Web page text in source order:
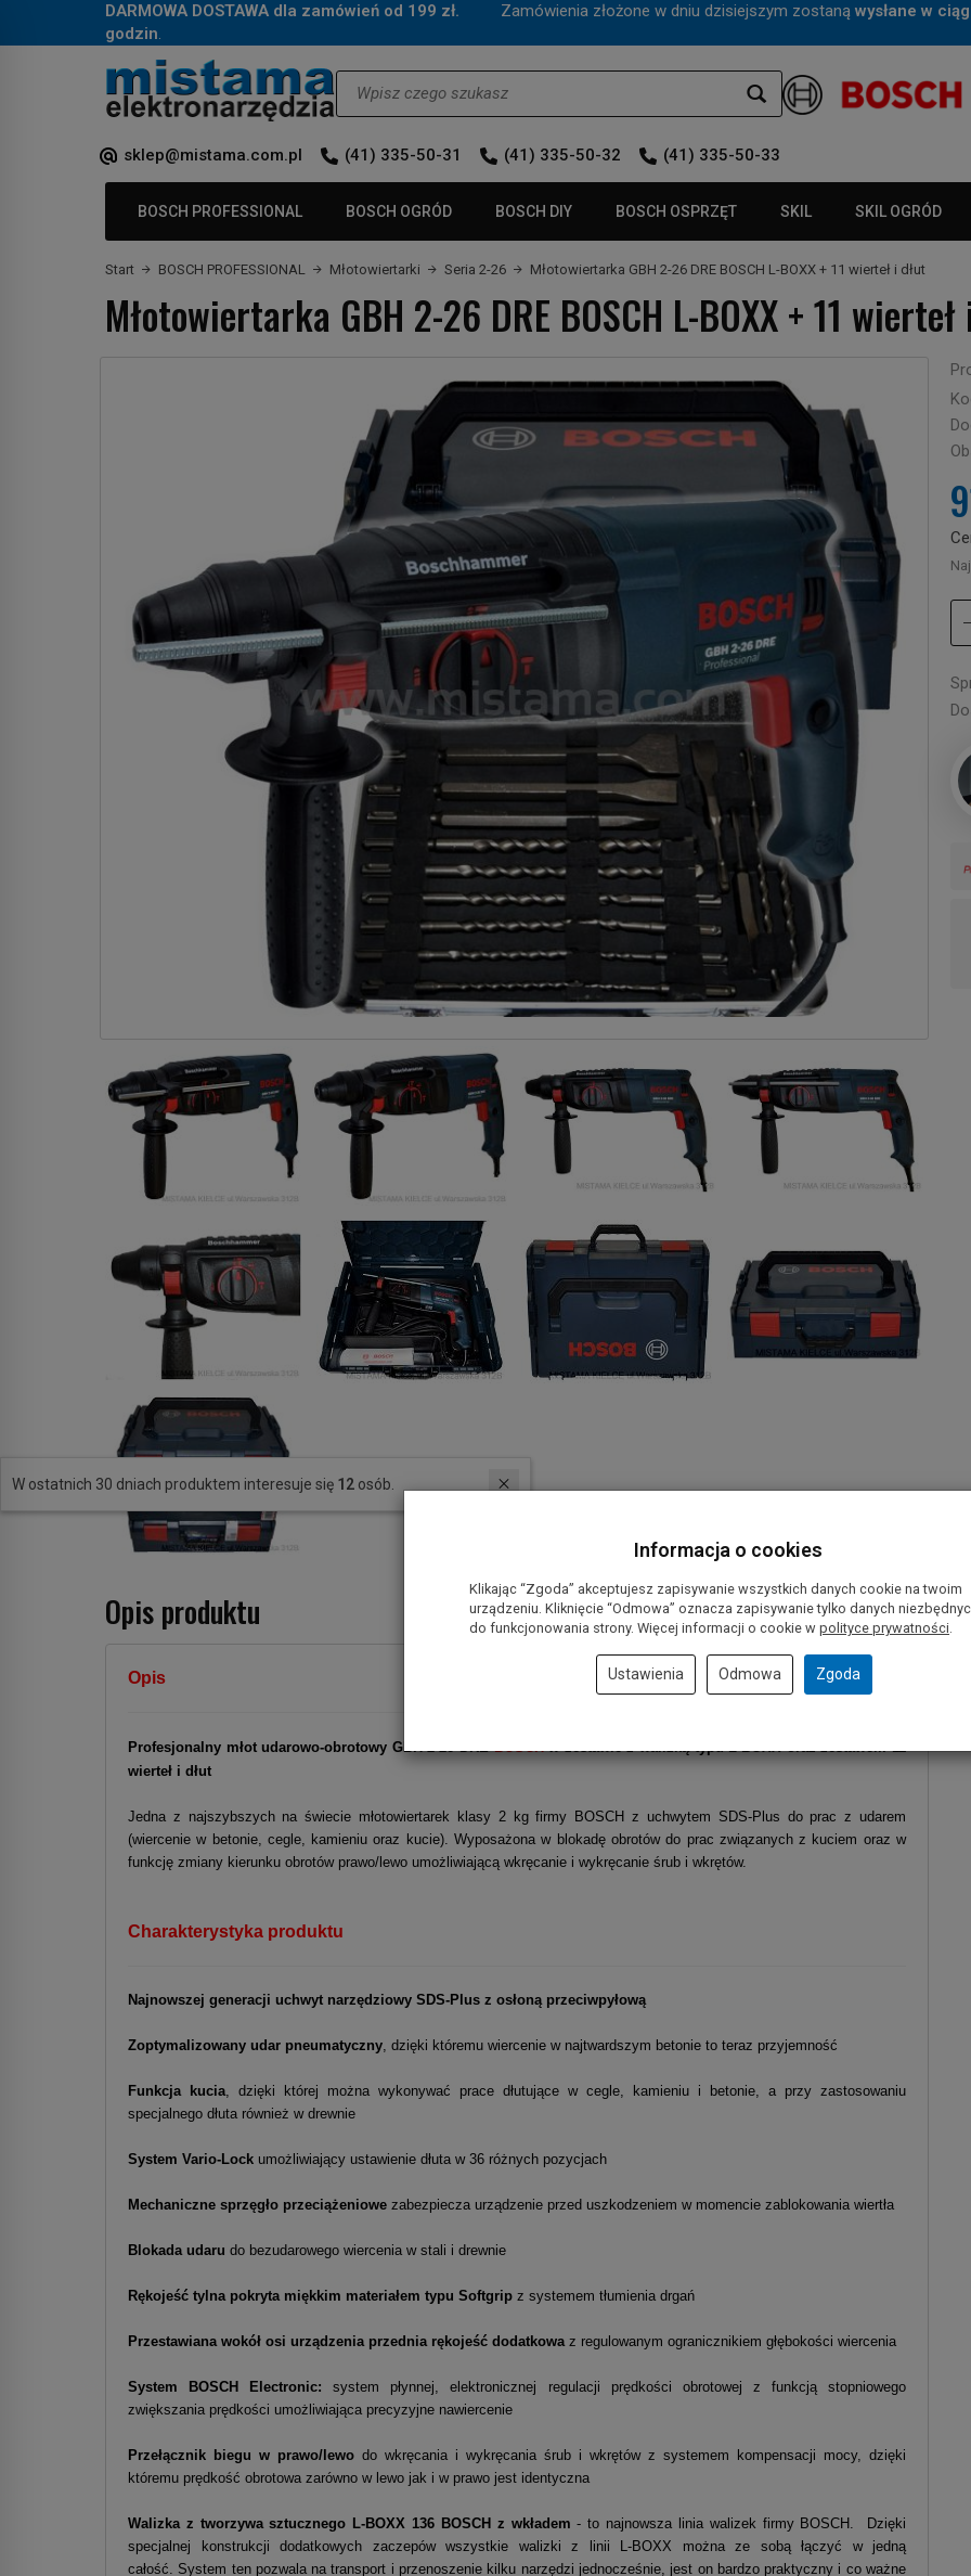
DARMOWA DOSTAWA dla zamówień od 199 zł. Zamówienia złożone w dniu dzisiejszym zostaną wysłane w
godzin.
sklep@mistama.com.pl (41) 335-50-31 (41) 335-50-32 (41) 335-50-33
BOSCH PROFESSIONAL BOSCH OGRÓD BOSCH DIY BOSCH OSPRZĘT SKIL SKIL OGRÓD
Start BOSCH PROFESSIONAL Młotowiertarki Seria 2-26 Młotowiertarka GBH 2-26 DRE BOSCH L-BOXX + 11 wierteł i dłut
Młotowiertarka GBH 2-26 DRE BOSCH L-BOXX + 11
Opis produktu
Opis
Profesjonalny młot udarowo-obrotowy GBH 2-26 DRE
wierteł i dłut
Jedna z najszybszych na świecie młotowiertarek klasy 2 kg firmy BOSCH z uchwytem SDS-Plus do prac z udarem
(wiercenie w betonie, cegle, kamieniu oraz kucie). Wyposażona w blokadę obrotów do prac związanych z kuciem oraz w
funkcję zmiany kierunku obrotów prawo/lewo umożliwiającą wkręcanie i wykręcanie śrub i wkrętów.
Charakterystyka produktu
Najnowszej generacji uchwyt narzędziowy SDS-Plus z osłoną przeciwpyłową
Zoptymalizowany udar pneumatyczny , dzięki któremu wiercenie w najtwardszym betonie to teraz przyjemność
Funkcja kucia , dzięki której można wykonywać prace dłutujące w cegle, kamieniu i betonie, a przy zastosowaniu
specjalnego dłuta również w drewnie
System Vario-Lock umożliwiający ustawienie dłuta w 36 różnych pozycjach
Mechaniczne sprzęgło przeciążeniowe zabezpiecza urządzenie przed uszkodzeniem w momencie zablokowania wiertła
Blokada udaru do bezudarowego wiercenia w stali i drewnie
Rękojeść tylna pokryta miękkim materiałem typu Softgrip z systemem tłumienia drgań
Przestawiana wokół osi urządzenia przednia rękojeść dodatkowa z regulowanym ogranicznikiem głębokości wiercenia
System BOSCH Electronic: system płynnej, elektronicznej regulacji prędkości obrotowej z funkcją stopniowego
zwiększania prędkości umożliwiająca precyzyjne nawiercenie
Przełącznik biegu w prawo/lewo do wkręcania i wykręcania śrub i wkrętów z systemem kompensacji mocy, dzięki
któremu prędkość obrotowa zarówno w lewo jak i w prawo jest identyczna
Walizka z tworzywa sztucznego L-BOXX 136 BOSCH z wkładem- to najnowsza linia walizek firmy BOSCH. Dzięki
specjalnej konstrukcji dodatkowych zaczepów wszystkie walizki z linii L-BOXX można ze sobą łączyć w jedną
całość. System ten pozwala na transport i przenoszenie kilku narzędzi jednocześnie, jest on bardzo praktyczny i co ważne
interesuje się12osób.
Informacja o cookies
Klikając “Zgoda” akceptujesz zapisywanie wszystkich danych cookie na twoim
urządzeniu. Kliknięcie “Odmowa” oznacza zapisywanie tylko danych
do funkcjonowania strony. Więcej informacji o cookie w polityce prywatności.
Ustawienia Odmowa Zgoda